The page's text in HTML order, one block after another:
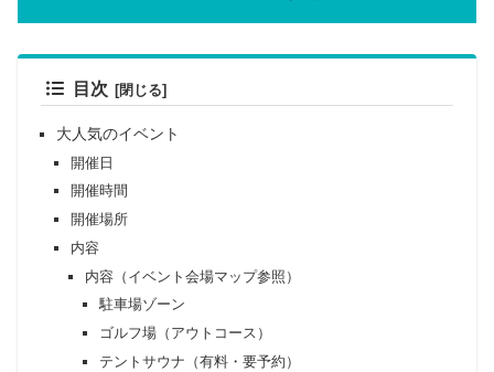
目次
大人気のイベント
開催日
開催時間
開催場所
内容
内容（イベント会場マップ参照）
駐車場ゾーン
ゴルフ場（アウトコース）
テントサウナ（有料・要予約）